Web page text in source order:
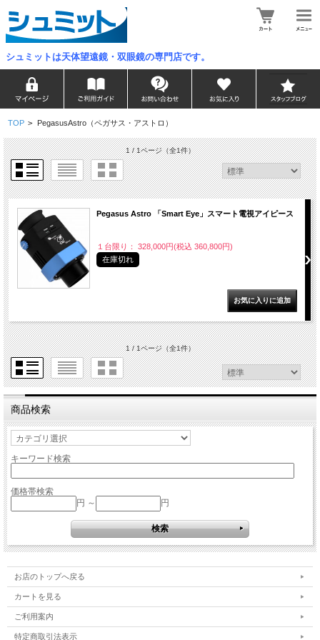
シュミットは天体望遠鏡・双眼鏡の専門店です。
TOP > PegasusAstro（ペガサス・アストロ）
1 / 1ページ（全1件）
Pegasus Astro 「Smart Eye」スマート電視アイピース
１台限り： 328,000円(税込 360,800円)
在庫切れ
1 / 1ページ（全1件）
商品検索
キーワード検索
価格帯検索
円 ～
円
お店のトップへ戻る
カートを見る
ご利用案内
特定商取引法表示